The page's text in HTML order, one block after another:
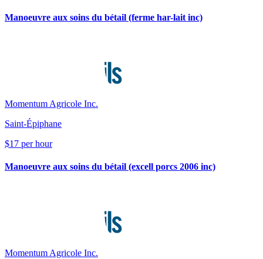
Manoeuvre aux soins du bétail (ferme har-lait inc)
Momentum Agricole Inc.
Saint-Épiphane
$17 per hour
Manoeuvre aux soins du bétail (excell porcs 2006 inc)
Momentum Agricole Inc.